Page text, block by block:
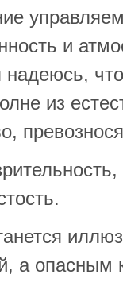
и
надеюсь,
из
а